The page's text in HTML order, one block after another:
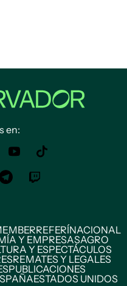
en:
REFERÍNACIONAL
Y EMPRESASAGRO
Y ESPECTÁCULOS
REMATES Y LEGALES
PUBLICACIONES
ESTADOS UNIDOS